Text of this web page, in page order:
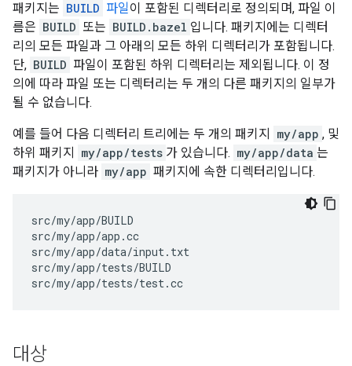
패키지는 BUILD 파일이 포함된 디렉터리로 정의되며, 파일 이
름은 BUILD 또는 BUILD.bazel 입니다. 패키지에는 디렉터
리의 모든 파일과 그 아래의 모든 하위 디렉터리가 포함됩니다.
단, BUILD 파일이 포함된 하위 디렉터리는 제외됩니다. 이 정
의에 따라 파일 또는 디렉터리는 두 개의 다른 패키지의 일부가
될 수 없습니다.
예를 들어 다음 디렉터리 트리에는 두 개의 패키지 my/app , 및
하위 패키지
my/app/tests 가 있습니다. my/app/data 는
패키지가 아니라 my/app 패키지에 속한 디렉터리입니다.
src/my/app/BUILD
src/my/app/app.cc
src/my/app/data/input.txt
src/my/app/tests/BUILD
대상